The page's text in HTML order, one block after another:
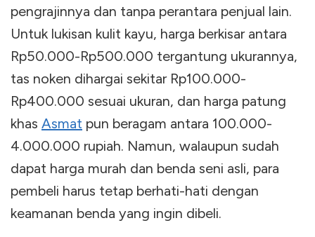
pengrajinnya dan tanpa perantara penjual lain.
Untuk lukisan kulit kayu, harga berkisar antara
Rp50.000-Rp500.000 tergantung ukurannya,
tas noken dihargai sekitar Rp100.000-
Rp400.000 sesuai ukuran, dan harga patung
khas Asmat pun beragam antara 100.000-
4.000.000 rupiah. Namun, walaupun sudah
dapat harga murah dan benda seni asli, para
pembeli harus tetap berhati-hati dengan
keamanan benda yang ingin dibeli.